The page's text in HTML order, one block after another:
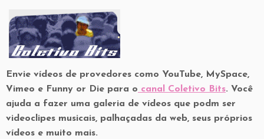
k
Envie vídeos de provedores como YouTube, MySpace,
Vimeo e Funny or Die para o canal Coletivo Bits. Você
ajuda a fazer uma galeria de vídeos que podm ser
videoclipes musicais, palhaçadas da web, seus próprios
vídeos e muito mais.